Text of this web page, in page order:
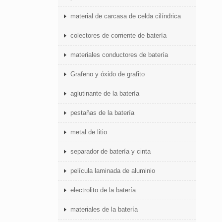
material de carcasa de celda cilíndrica
colectores de corriente de batería
materiales conductores de batería
Grafeno y óxido de grafito
aglutinante de la batería
pestañas de la batería
metal de litio
separador de batería y cinta
película laminada de aluminio
electrolito de la batería
materiales de la batería